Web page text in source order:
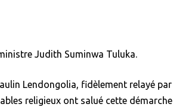
Judith Suminwa Tuluka.
Lendongolia, fidèlement relayé par
religieux ont salué cette démarche